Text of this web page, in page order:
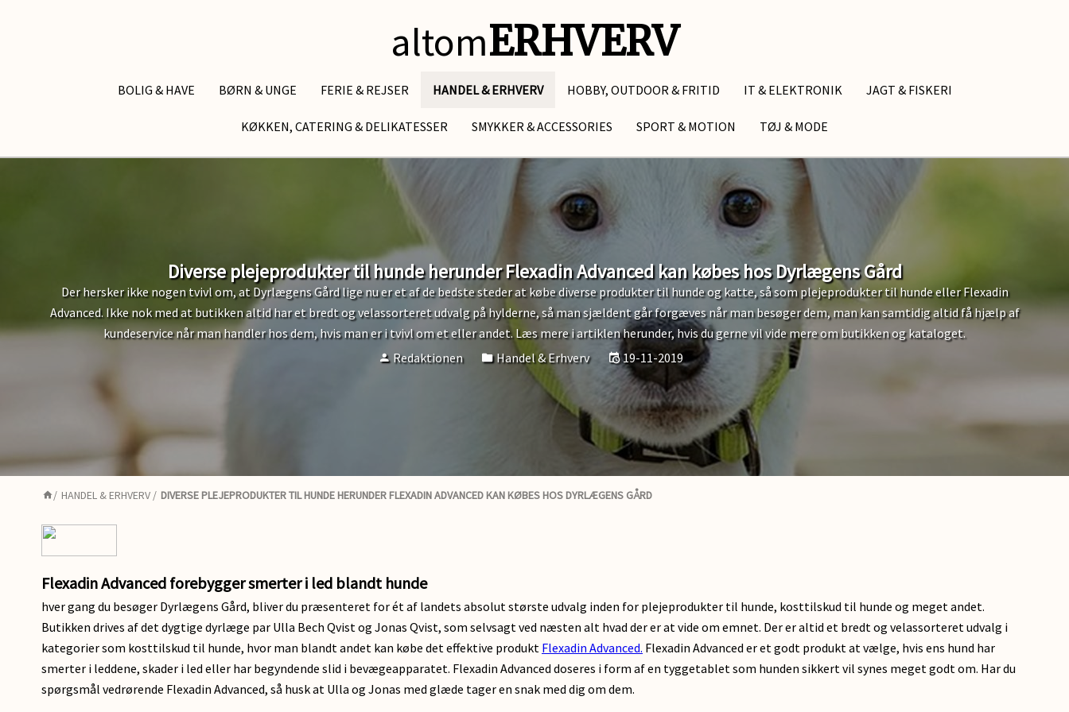
altomERHVERV
BOLIG & HAVE BØRN & UNGE FERIE & REJSER HANDEL & ERHVERV HOBBY, OUTDOOR & FRITID IT & ELEKTRONIK JAGT & FISKERI
KØKKEN, CATERING & DELIKATESSER SMYKKER & ACCESSORIES SPORT & MOTION TØJ & MODE
Diverse plejeprodukter til hunde herunder Flexadin Advanced kan købes hos Dyrlægens Gård
Der hersker ikke nogen tvivl om, at Dyrlægens Gård lige nu er et af de bedste steder at købe diverse produkter til hunde og katte, så som plejeprodukter til hunde eller Flexadin
Advanced. Ikke nok med at butikken altid har et bredt og velassorteret udvalg på hylderne, så man sjældent går forgæves når man besøger dem, man kan samtidig altid få hjælp af
kundeservice når man handler hos dem, hvis man er i tvivl om et eller andet. Læs mere i artiklen herunder, hvis du gerne vil vide mere om butikken og kataloget.
Redaktionen
Handel & Erhverv 19-11-2019
/ HANDEL & ERHVERV / DIVERSE PLEJEPRODUKTER TIL HUNDE HERUNDER FLEXADIN ADVANCED KAN KØBES HOS DYRLÆGENS GÅRD
Flexadin Advanced forebygger smerter i led blandt hunde
hver gang du besøger Dyrlægens Gård, bliver du præsenteret for ét af landets absolut største udvalg inden for plejeprodukter til hunde, kosttilskud til hunde og meget andet.
Butikken drives af det dygtige dyrlæge par Ulla Bech Qvist og Jonas Qvist, som selvsagt ved næsten alt hvad der er at vide om emnet. Der er altid et bredt og velassorteret udvalg i
kategorier som kosttilskud til hunde, hvor man blandt andet kan købe det effektive produkt Flexadin Advanced. Flexadin Advanced er et godt produkt at vælge, hvis ens hund har
smerter i leddene, skader i led eller har begyndende slid i bevægeapparatet. Flexadin Advanced doseres i form af en tyggetablet som hunden sikkert vil synes meget godt om. Har du
spørgsmål vedrørende Flexadin Advanced, så husk at Ulla og Jonas med glæde tager en snak med dig om dem.